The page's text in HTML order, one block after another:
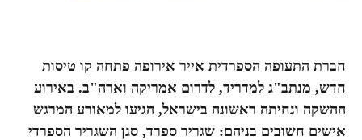
חברת התעופה הספרדית אייר אירופה פתחה קו טיסות
חדש, מנתב"ג למדריד, לדרום אמריקה וארה"ב. באירוע
ההשקה ונחיתה ראשונה בישראל, הגיעו למאורע המרגש
אישים חשובים בניהם: שגריר ספרד, סגן השגריר הספרדי